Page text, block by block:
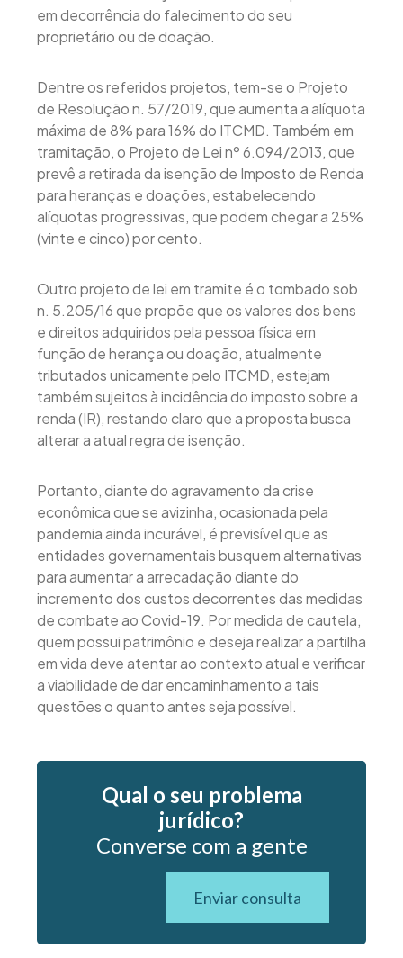
em decorrência do falecimento do seu
proprietário ou de doação.
Dentre os referidos projetos, tem-se o Projeto
de Resolução n. 57/2019, que aumenta a alíquota
máxima de 8% para 16% do ITCMD. Também em
tramitação, o Projeto de Lei nº 6.094/2013, que
prevê a retirada da isenção de Imposto de Renda
para heranças e doações, estabelecendo
alíquotas progressivas, que podem chegar a 25%
(vinte e cinco) por cento.
Outro projeto de lei em tramite é o tombado sob
n. 5.205/16 que propõe que os valores dos bens
e direitos adquiridos pela pessoa física em
função de herança ou doação, atualmente
tributados unicamente pelo ITCMD, estejam
também sujeitos à incidência do imposto sobre a
renda (IR), restando claro que a proposta busca
alterar a atual regra de isenção.
Portanto, diante do agravamento da crise
econômica que se avizinha, ocasionada pela
pandemia ainda incurável, é previsível que as
entidades governamentais busquem alternativas
para aumentar a arrecadação diante do
incremento dos custos decorrentes das medidas
de combate ao Covid-19. Por medida de cautela,
quem possui patrimônio e deseja realizar a partilha
em vida deve atentar ao contexto atual e verificar
a viabilidade de dar encaminhamento a tais
questões o quanto antes seja possível.
Qual o seu problema
jurídico?
Converse com a gente
Enviar consulta